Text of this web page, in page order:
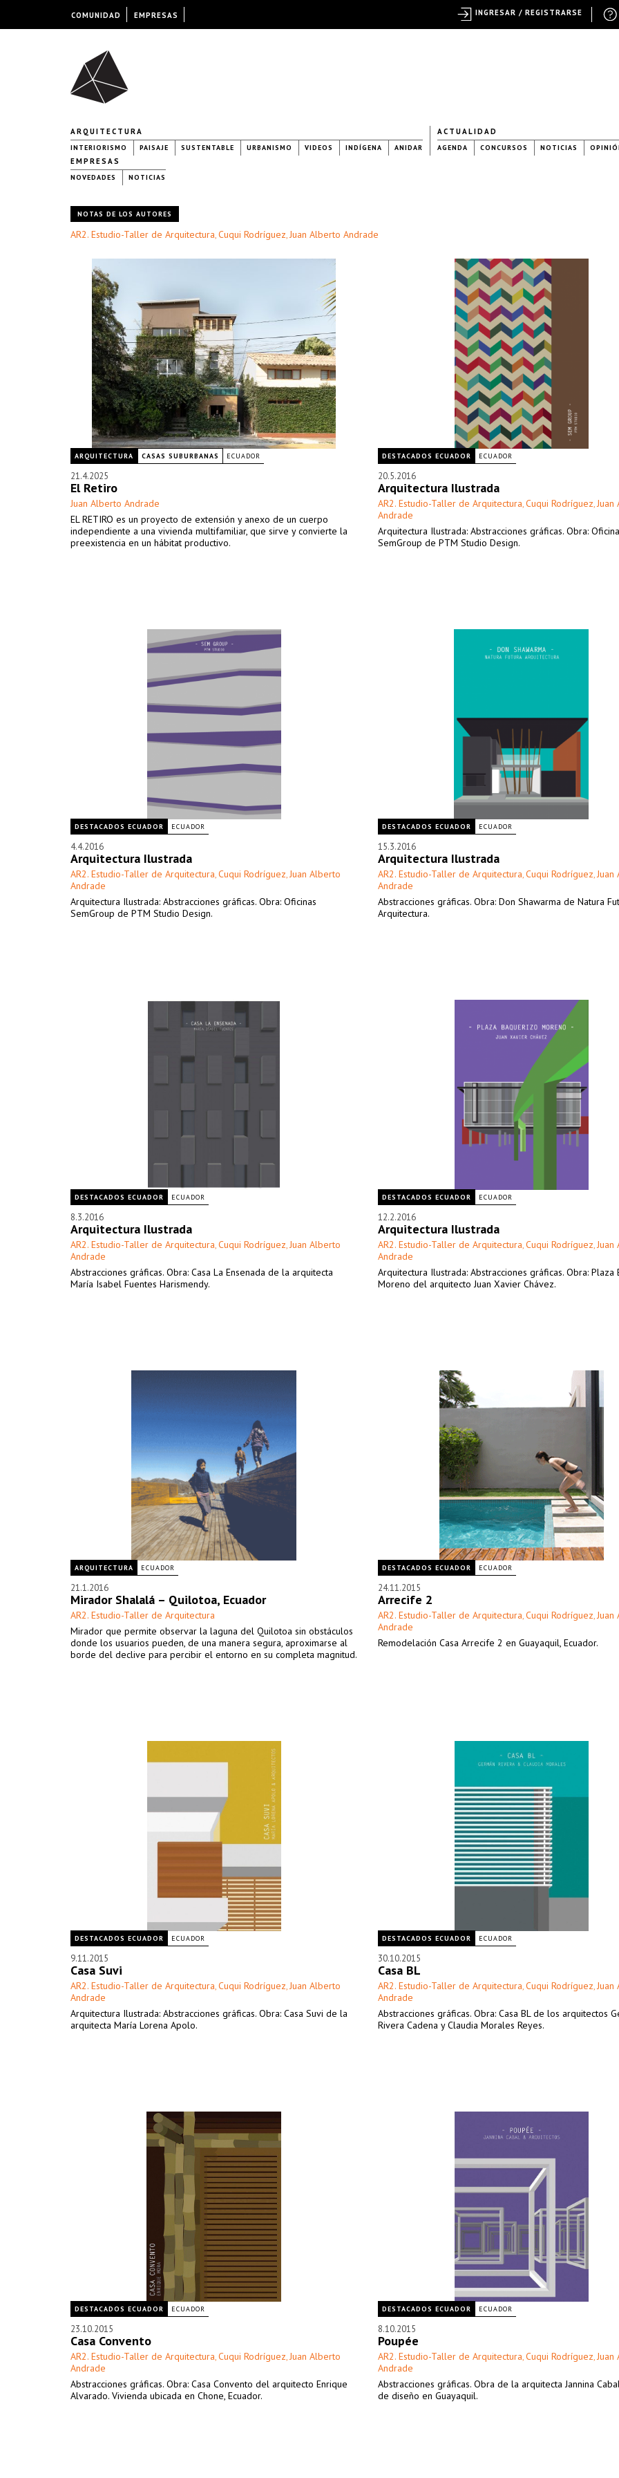
ARQUITECTURA
INTERIORISMO PAISAJE SUSTENTABLE URBANISMO VIDEOS INDÍGENA ANIDAR
ACTUALIDAD
AGENDA CONCURSOS NOTICIAS
EMPRESAS
NOVEDADES NOTICIAS
NOTAS DE LOS AUTORES
AR2. Estudio-Taller de Arquitectura, Cuqui Rodríguez, Juan Alberto Andrade
ARQUITECTURA CASAS SUBURBANAS ECUADOR
21.4.2025
El Retiro
Juan Alberto Andrade
EL RETIRO es un proyecto de extensión y anexo de un cuerpo
independiente a una vivienda multifamiliar, que sirve y convierte la
preexistencia en un hábitat productivo.
DESTACADOS ECUADOR ECUADOR
20.5.2016
Arquitectura Ilustrada
AR2. Estudio-Taller de Arquitectura, Cuqui Rodríguez, Juan
Andrade
Arquitectura Ilustrada: Abstracciones gráficas. Obra:
SemGroup de PTM Studio Design.
DESTACADOS ECUADOR ECUADOR
4.4.2016
Arquitectura Ilustrada
AR2. Estudio-Taller de Arquitectura, Cuqui Rodríguez, Juan Alberto
Andrade
Arquitectura Ilustrada: Abstracciones gráficas. Obra: Oficinas
SemGroup de PTM Studio Design.
DESTACADOS ECUADOR ECUADOR
15.3.2016
Arquitectura Ilustrada
AR2. Estudio-Taller de Arquitectura, Cuqui Rodríguez, Juan
Andrade
Abstracciones gráficas. Obra: Don Shawarma de Natura
Arquitectura.
DESTACADOS ECUADOR ECUADOR
8.3.2016
Arquitectura Ilustrada
AR2. Estudio-Taller de Arquitectura, Cuqui Rodríguez, Juan Alberto
Andrade
Abstracciones gráficas. Obra: Casa La Ensenada de la arquitecta
María Isabel Fuentes Harismendy.
DESTACADOS ECUADOR ECUADOR
12.2.2016
Arquitectura Ilustrada
AR2. Estudio-Taller de Arquitectura, Cuqui Rodríguez, Juan
Andrade
Arquitectura Ilustrada: Abstracciones gráficas. Obra: Plaza
Moreno del arquitecto Juan Xavier Chávez.
ARQUITECTURA ECUADOR
21.1.2016
Mirador Shalalá – Quilotoa, Ecuador
AR2. Estudio-Taller de Arquitectura
Mirador que permite observar la laguna del Quilotoa sin obstáculos
donde los usuarios pueden, de una manera segura, aproximarse al
borde del declive para percibir el entorno en su completa magnitud.
DESTACADOS ECUADOR ECUADOR
24.11.2015
Arrecife 2
AR2. Estudio-Taller de Arquitectura, Cuqui Rodríguez, Juan
Andrade
Remodelación Casa Arrecife 2 en Guayaquil, Ecuador.
DESTACADOS ECUADOR ECUADOR
9.11.2015
Casa Suvi
AR2. Estudio-Taller de Arquitectura, Cuqui Rodríguez, Juan Alberto
Andrade
Arquitectura Ilustrada: Abstracciones gráficas. Obra: Casa Suvi de la
arquitecta María Lorena Apolo.
DESTACADOS ECUADOR ECUADOR
30.10.2015
Casa BL
AR2. Estudio-Taller de Arquitectura, Cuqui Rodríguez, Juan
Andrade
Abstracciones gráficas. Obra: Casa BL de los arquitectos
Rivera Cadena y Claudia Morales Reyes.
DESTACADOS ECUADOR ECUADOR
23.10.2015
Casa Convento
AR2. Estudio-Taller de Arquitectura, Cuqui Rodríguez, Juan Alberto
Andrade
Abstracciones gráficas. Obra: Casa Convento del arquitecto Enrique
Alvarado. Vivienda ubicada en Chone, Ecuador.
DESTACADOS ECUADOR ECUADOR
8.10.2015
Poupée
AR2. Estudio-Taller de Arquitectura, Cuqui Rodríguez, Juan
Andrade
Abstracciones gráficas. Obra de la arquitecta Jannina
de diseño en Guayaquil.
COMUNIDAD EMPRESAS INGRESAR / REGISTRARSE